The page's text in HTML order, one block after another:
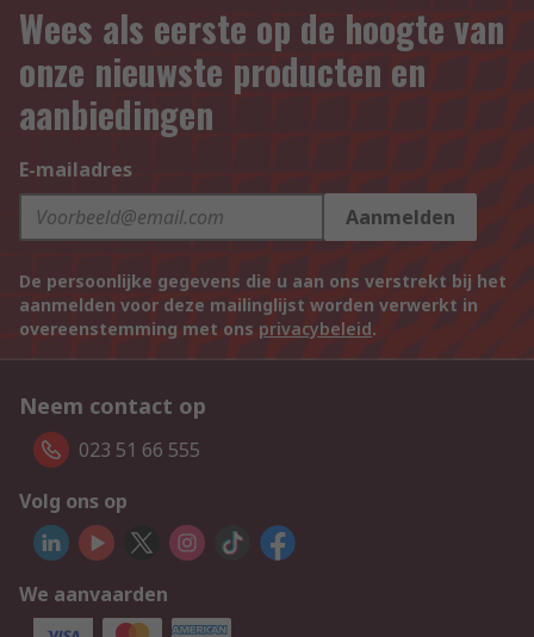
Wees als eerste op de hoogte van
onze nieuwste producten en
aanbiedingen
E-mailadres
Aanmelden
De persoonlijke gegevens die u aan ons verstrekt bij het
aanmelden voor deze mailinglijst worden verwerkt in
overeenstemming met ons privacybeleid.
Neem contact op
023 51 66 555
Volg ons op
We aanvaarden